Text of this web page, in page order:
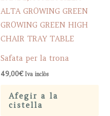
Safata per la trona
49,00€ Iva inclòs
Afegir a la
cistella